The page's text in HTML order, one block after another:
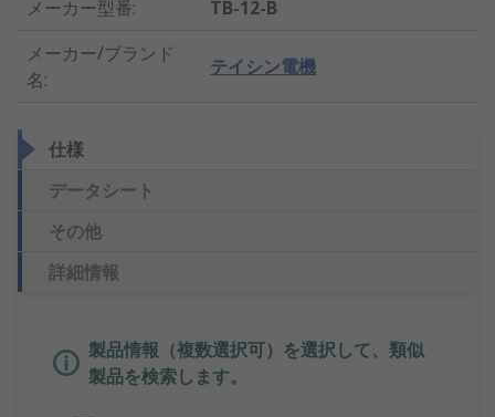
メーカー型番:
TB-12-B
メーカー/ブランド
名:
テイシン電機
仕様
データシート
その他
詳細情報
製品情報（複数選択可）を選択して、類似
製品を検索します。